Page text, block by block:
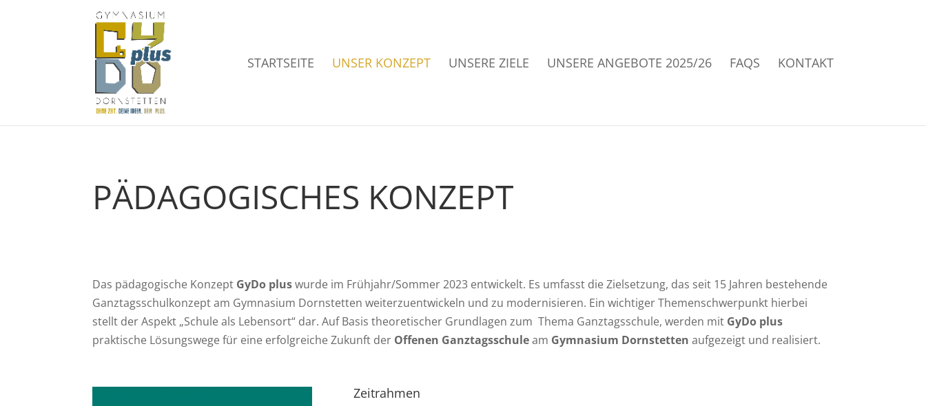
STARTSEITE UNSER KONZEPT UNSERE ZIELE UNSERE ANGEBOTE 2025/26 FAQS KONTAKT
PÄDAGOGISCHES KONZEPT
Das pädagogische Konzept GyDo pluswurde im Frühjahr/Sommer 2023 entwickelt. Es umfasst die Zielsetzung, das seit 15 Jahren bestehende
Ganztagsschulkonzept am Gymnasium Dornstetten weiterzuentwickeln und zu modernisieren. Ein wichtiger Themenschwerpunkt hierbei
stellt der Aspekt „Schule als Lebensort“ dar. Auf Basis theoretischer Grundlagen zum Thema Ganztagsschule, werden mit GyDo plus
praktische Lösungswege für eine erfolgreiche Zukunft der Offenen Ganztagsschuleam Gymnasium Dornstetten aufgezeigt und realisiert.
Zeitrahmen